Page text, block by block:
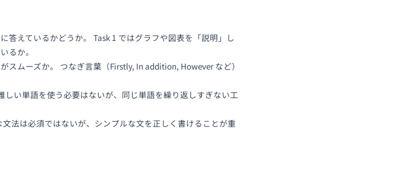
答えているかどうか。 Task 1 ではグラフや図表を「説明」し
るか。
ムーズか。 つなぎ言葉（Firstly, In addition, However など）
い単語を使う必要はないが、同じ単語を繰り返しすぎない工
法は必須ではないが、シンプルな文を正しく書けることが重